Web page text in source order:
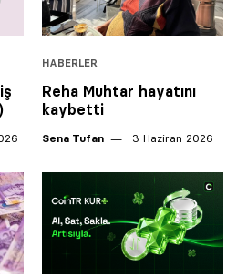
HABERLER
Reha Muhtar hayatını
kaybetti
Sena Tufan 3 Haziran 2026